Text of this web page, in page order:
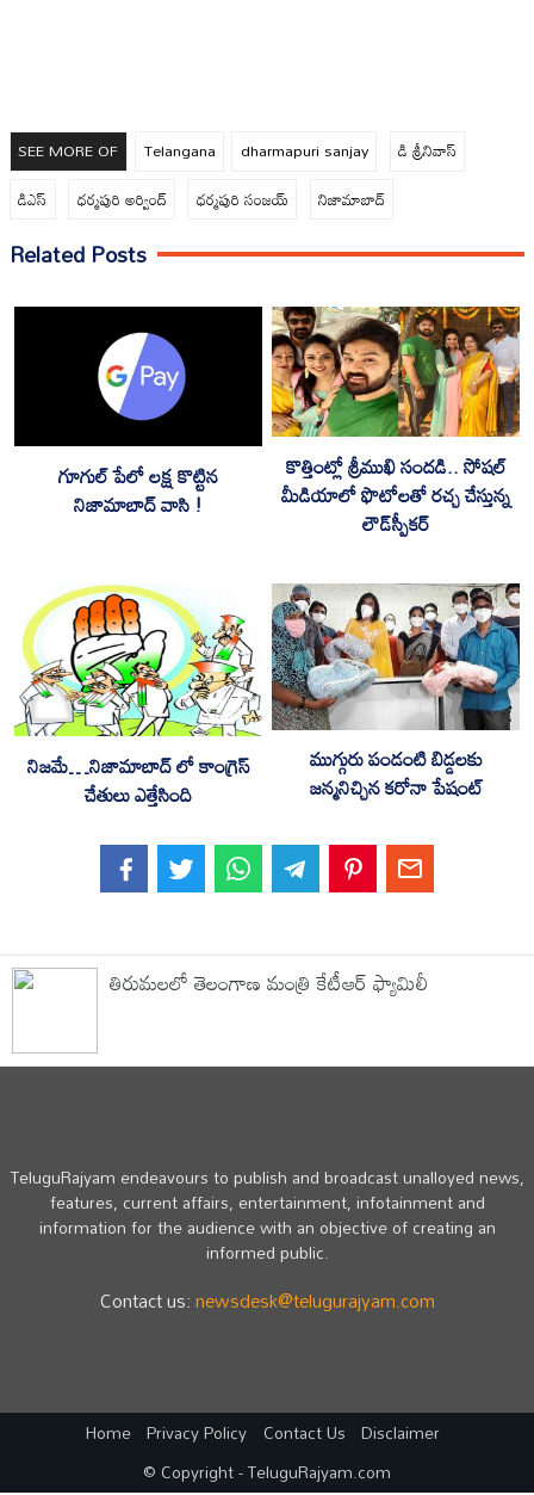
SEE MORE OF Telangana dharmapuri sanjay
డి శ్రీనివాస్
డిఎస్
ధర్మపురి అర్వింద్ ధర్మపురి సంజయ్ నిజామాబాద్
Related Posts
గూగుల్ పేలో లక్ష కొట్టిన
నిజామాబాద్ వాసి !
కొత్తింట్లో శ్రీముఖి సంద‌డి.. సోష‌ల్
మీడియాలో ఫొటోల‌తో ర‌చ్చ చేస్తున్న
లౌడ్‌స్పీక‌ర్
నిజమే…నిజామాబాద్ లో కాంగ్రెస్
చేతులు ఎత్తేసింది
ముగ్గురు పండంటి బిడ్డలకు
జన్మనిచ్చిన కరోనా పేషంట్
తిరుమలలో తెలంగాణ మంత్రి కేటీఆర్ ఫ్యామిలీ
TeluguRajyam endeavours to publish and broadcast unalloyed news,
features, current affairs, entertainment, infotainment and
information for the audience with an objective of creating an
informed public.
Contact us:newsdesk@telugurajyam.com
Home Privacy Policy Contact Us Disclaimer
© Copyright - TeluguRajyam.com